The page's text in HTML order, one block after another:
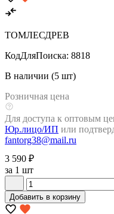
ТОМЛЕСДРЕВ
КодДляПоиска: 8818
В наличии (5 шт)
Розничная цена
Для доступа к оптовым
Юр.лицо/ИП или
fantorg38@mail.ru
3 590 ₽
за 1 шт
Добавить в корзину